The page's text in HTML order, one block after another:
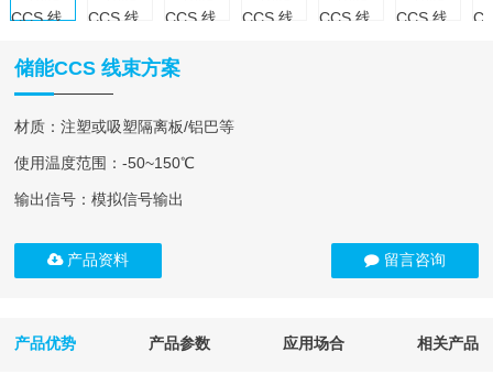
储能CCS 线束方案
材质：注塑或吸塑隔离板/铝巴等
使用温度范围：-50~150℃
输出信号：模拟信号输出
产品资料 留言咨询
产品优势 产品参数 应用场合 相关产品